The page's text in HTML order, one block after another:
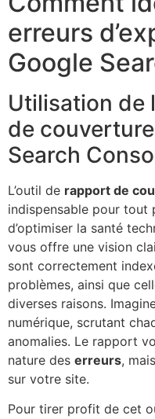
erreurs
Google
Utilisation de
de
Search
L’outil de rapport de
indispensable pour tout
d’optimiser la santé
vous offre une vision
sont correctement
problèmes, ainsi que
diverses raisons.
numérique, scrutant
anomalies. Le rapport
nature des erreurs,
sur votre site.
Pour tirer profit de cet